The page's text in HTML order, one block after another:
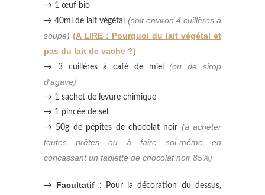
→ 1 œuf bio
→ 40ml de lait végétal (soit environ 4 cuillères à
soupe) (A LIRE : Pourquoi du lait végétal et
pas du lait de vache ?)
→ 3 cuillères à café de miel(ou de sirop
d’agave)
→ 1 sachet de levure chimique
→ 1 pincée de sel
→ 50g de pépites de chocolat noir (à acheter
toutes prêtes ou à faire soi-même en
concassant un tablette de chocolat noir 85%)
→ Facultatif : Pour la décoration du dessus,